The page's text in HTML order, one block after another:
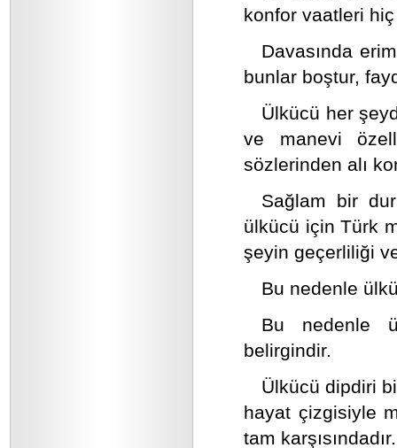
konfor vaatleri
Davasında
bunlar boştur,
Ülkücü her
ve manevi
sözlerinden alı
Sağlam bir
ülkücü için Türk
şeyin geçerliliği
Bu nedenle
Bu nedenle
belirgindir.
Ülkücü dipdiri
hayat çizgisiyle
tam karşısındadır.